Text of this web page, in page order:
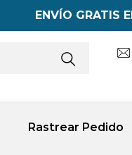
ENVÍO GRATIS
Rastrear Pedido